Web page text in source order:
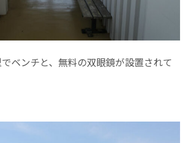
ベンチと、無料の双眼鏡が設置されて